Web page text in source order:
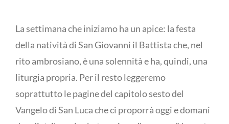
La settimana che iniziamo ha un apice: la festa
della natività di San Giovanni il Battista che, nel
rito ambrosiano, è una solennità e ha, quindi, una
liturgia propria. Per il resto leggeremo
soprattutto le pagine del capitolo sesto del
Vangelo di San Luca che ci proporrà oggi e domani